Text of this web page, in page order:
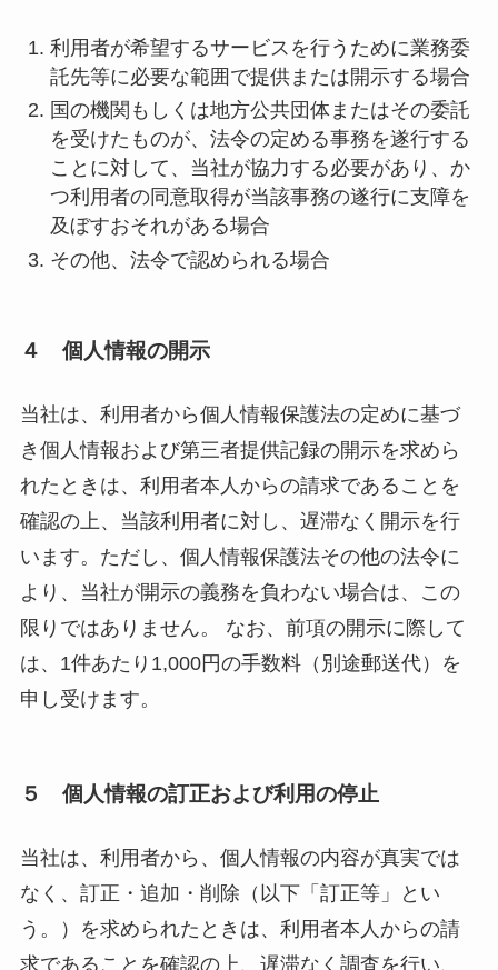
利用者が希望するサービスを行うために業務委
託先等に必要な範囲で提供または開示する場合
国の機関もしくは地方公共団体またはその委託
を受けたものが、法令の定める事務を遂行する
ことに対して、当社が協力する必要があり、か
つ利用者の同意取得が当該事務の遂行に支障を
及ぼすおそれがある場合
その他、法令で認められる場合
４ 個人情報の開示
当社は、利用者から個人情報保護法の定めに基づ
き個人情報および第三者提供記録の開示を求めら
れたときは、利用者本人からの請求であることを
確認の上、当該利用者に対し、遅滞なく開示を行
います。ただし、個人情報保護法その他の法令に
より、当社が開示の義務を負わない場合は、この
限りではありません。 なお、前項の開示に際して
は、1件あたり1,000円の手数料（別途郵送代）を
申し受けます。
５ 個人情報の訂正および利用の停止
当社は、利用者から、個人情報の内容が真実では
なく、訂正・追加・削除（以下「訂正等」とい
う。）を求められたときは、利用者本人からの請
求であることを確認の上、遅滞なく調査を行い、